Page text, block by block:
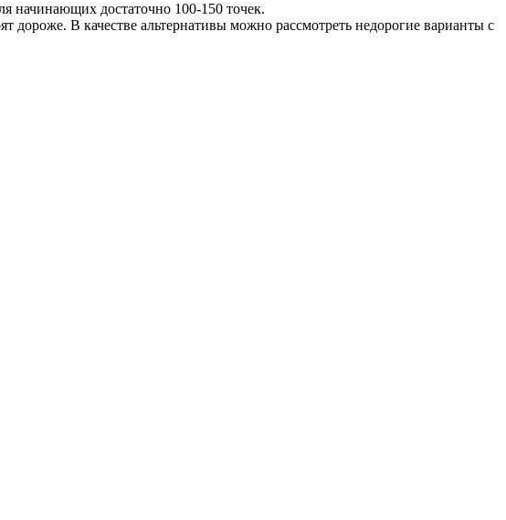
начинающих достаточно 100-150 точек.
В качестве альтернативы можно рассмотреть недорогие варианты с